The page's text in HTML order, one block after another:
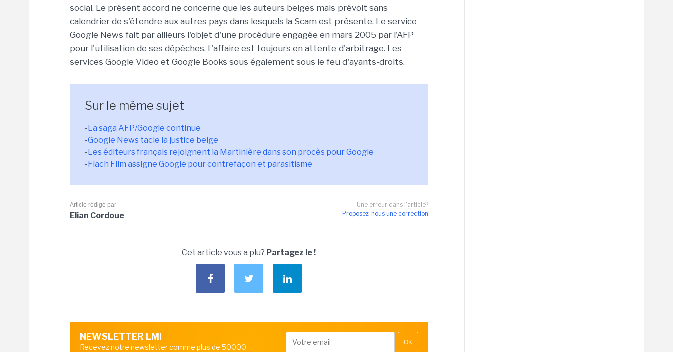
social. Le présent accord ne concerne que les auteurs belges mais prévoit sans
calendrier de s'étendre aux autres pays dans lesquels la Scam est présente. Le service
Google News fait par ailleurs l'objet d'une procédure engagée en mars 2005 par l'AFP
pour l'utilisation de ses dépêches. L'affaire est toujours en attente d'arbitrage. Les
services Google Video et Google Books sous également sous le feu d'ayants-droits.
Sur le même sujet
-La saga AFP/Google continue
-Google News tacle la justice belge
-Les éditeurs français rejoignent la Martinière dans son procès pour Google
-Flach Film assigne Google pour contrefaçon et parasitisme
Une erreur dans l'article?
Proposez-nous une correction
Article rédigé par
Elian Cordoue
Cet article vous a plu? Partagez le !
NEWSLETTER LMI
Recevez notre newsletter comme plus de 50000
OK